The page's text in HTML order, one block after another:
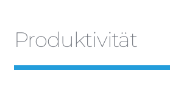
Produktivität